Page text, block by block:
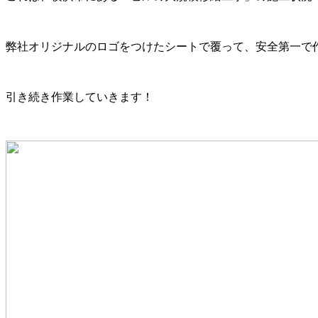
弊社オリジナルのロゴをつけたシートで覆って、安全第一で
引き続き作業していきます！